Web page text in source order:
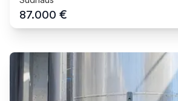
87.000 €